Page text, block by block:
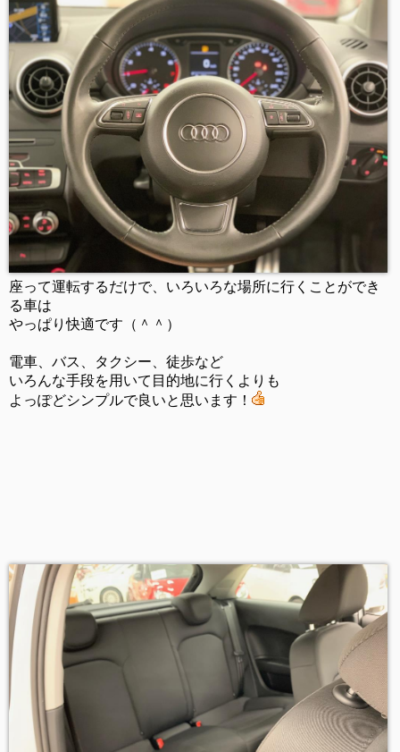
座って運転するだけで、いろいろな場所に行くことができ
る車は
やっぱり快適です（＾＾）
電車、バス、タクシー、徒歩など
いろんな手段を用いて目的地に行くよりも
よっぽどシンプルで良いと思います！